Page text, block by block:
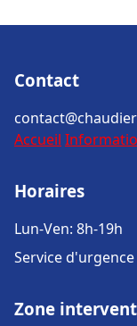
Contact
Accueil
Horaires
Lun-Ven: 8h-19h
Service
Zone